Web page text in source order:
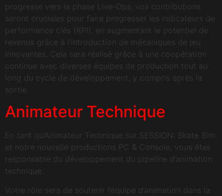
progresse vers la phase Live-Ops, vos contributions
seront cruciales pour faire progresser les indicateurs de
performance clés (KPI), en augmentant le potentiel de
revenus grâce à l’introduction de mécaniques de jeu
innovantes. Cela sera réalisé grâce à une coopération
continue avec diverses équipes de production tout au
long du cycle de développement, y compris après la
sortie.
Animateur Technique
En tant qu’Animateur Technique sur SESSION: Skate Sim
et notre nouvelle productions PC & Console, vous êtes
responsable du développement du pipeline d’animation
technique.
Votre rôle sera de soutenir l’équipe d’animation dans la